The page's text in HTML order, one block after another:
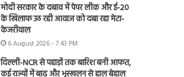
मोदी सरकार के दबाव में पेपर लीक और ई-20
के खिलाफ उठ रही आवाज को दबा रहा मेटा-
केजरीवाल
6 August 2026 - 7:43 PM
दिल्ली-NCR से पहाड़ों तक बारिश बनी आफत,
कई राज्यों में बाढ़ और भूस्खलन से हाल बेहाल